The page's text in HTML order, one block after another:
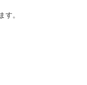
す。